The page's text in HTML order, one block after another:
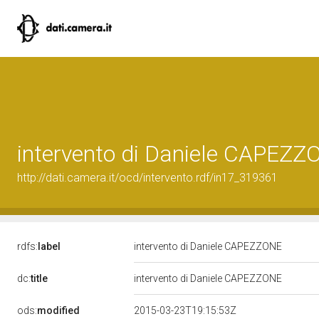
intervento di Daniele
http://dati.camera.it/ocd/intervento.rdf/in17_319361
rdfs: label intervento di Daniele CAPEZZONE
dc:title intervento di Daniele CAPEZZONE
ods:modified 2015-03-23T19:15:53Z